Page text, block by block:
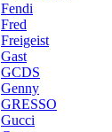
Fendi
Fred
Freigeist
Gast
GCDS
Genny
GRESSO
Gucci